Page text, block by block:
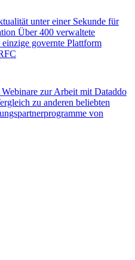
unter einer Sekunde für
Über 400 verwaltete
einzige governte Plattform
zur Arbeit mit Dataddo
zu anderen beliebten
von